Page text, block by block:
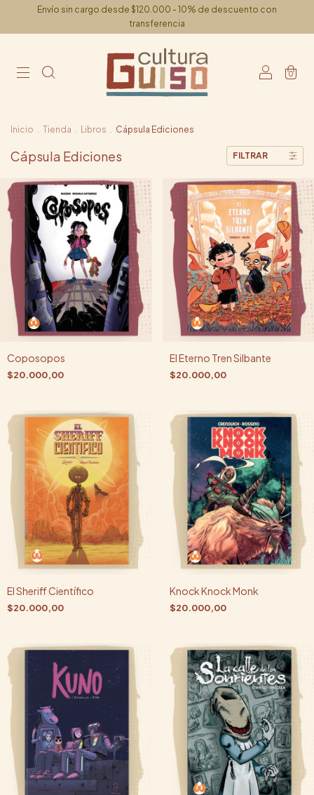
Envío sin cargo desde $120.000 - 10% de descuento con
transferencia
0
Inicio . Tienda . Libros . Cápsula Ediciones
Cápsula Ediciones FILTRAR
Coposopos
$20.000,00
El Eterno Tren Silbante
$20.000,00
El Sheriff Científico
$20.000,00
Knock Knock Monk
$20.000,00